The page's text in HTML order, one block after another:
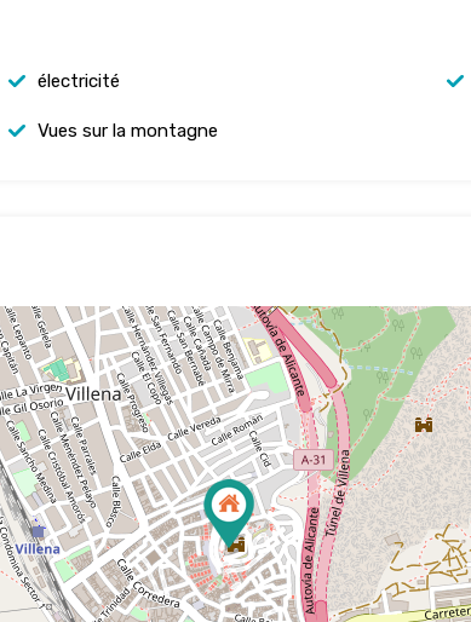
électricité
Vues sur la montagne